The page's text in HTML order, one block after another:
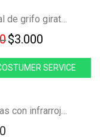
40%
NUEVO!
Cabezal de grifo giratorio 360° FK22-19
Original price
$3.000
SERVICE
NUEVO!
Plantillas con infrarrojo transpirables circulación pies FK23C-7